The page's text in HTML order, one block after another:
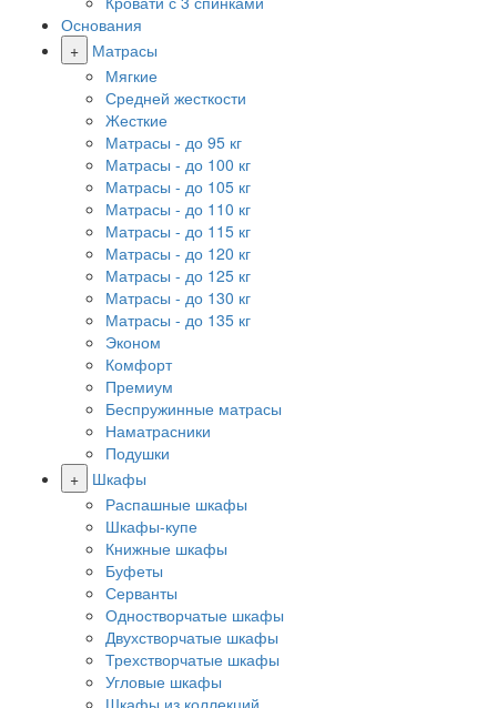
Основания
+
Матрасы
Мягкие
Средней жесткости
Жесткие
Матрасы - до 95 кг
Матрасы - до 100 кг
Матрасы - до 105 кг
Матрасы - до 110 кг
Матрасы - до 115 кг
Матрасы - до 120 кг
Матрасы - до 125 кг
Матрасы - до 130 кг
Матрасы - до 135 кг
Эконом
Комфорт
Премиум
Беспружинные матрасы
Наматрасники
Подушки
+
Шкафы
Распашные шкафы
Шкафы-купе
Книжные шкафы
Буфеты
Серванты
Одностворчатые шкафы
Двухстворчатые шкафы
Трехстворчатые шкафы
Угловые шкафы
Шкафы из коллекций